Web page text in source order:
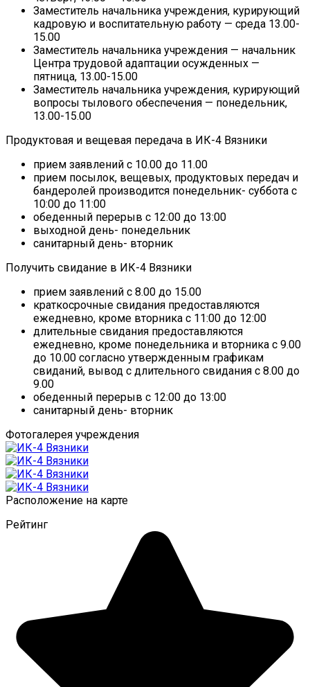
Заместитель начальника учреждения, курирующий
кадровую и воспитательную работу — среда 13.00-
15.00
Заместитель начальника учреждения — начальник
Центра трудовой адаптации осужденных —
пятница, 13.00-15.00
Заместитель начальника учреждения, курирующий
вопросы тылового обеспечения — понедельник,
13.00-15.00
Продуктовая и вещевая передача в ИК-4 Вязники
прием заявлений с 10.00 до 11.00
прием посылок, вещевых, продуктовых передач и
бандеролей производится понедельник- суббота с
10:00 до 11:00
обеденный перерыв с 12:00 до 13:00
выходной день- понедельник
санитарный день- вторник
Получить свидание в ИК-4 Вязники
прием заявлений с 8.00 до 15.00
краткосрочные свидания предоставляются
ежедневно, кроме вторника с 11:00 до 12:00
длительные свидания предоставляются
ежедневно, кроме понедельника и вторника с 9.00
до 10.00 согласно утвержденным графикам
свиданий, вывод с длительного свидания с 8.00 до
9.00
обеденный перерыв с 12:00 до 13:00
санитарный день- вторник
Фотогалерея учреждения
Расположение на карте
Рейтинг